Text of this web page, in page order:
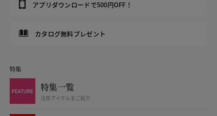
アプリダウンロードで500円OFF！
カタログ無料プレゼント
特集
特集一覧
注目アイテムをご紹介